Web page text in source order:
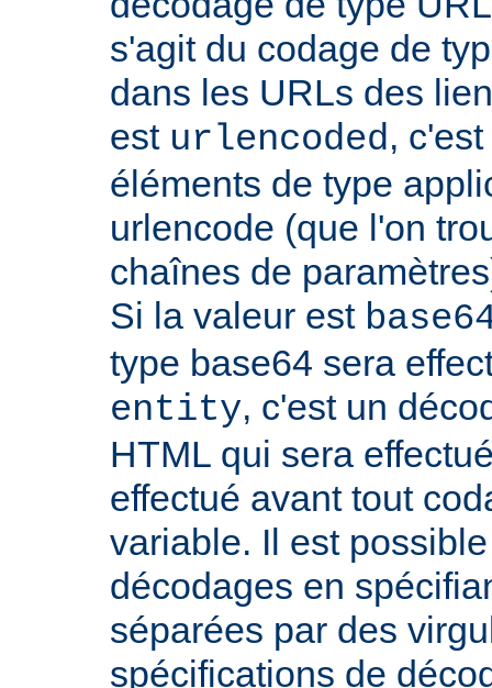
s'agit du codage de
dans les URLs des
est urlencoded,
éléments de type
urlencode (que l'on
chaînes de
Si la valeur est
type base64 sera
entity, c'est un
HTML qui sera
effectué avant tout
variable. Il est
décodages en
séparées par des
spécifications de